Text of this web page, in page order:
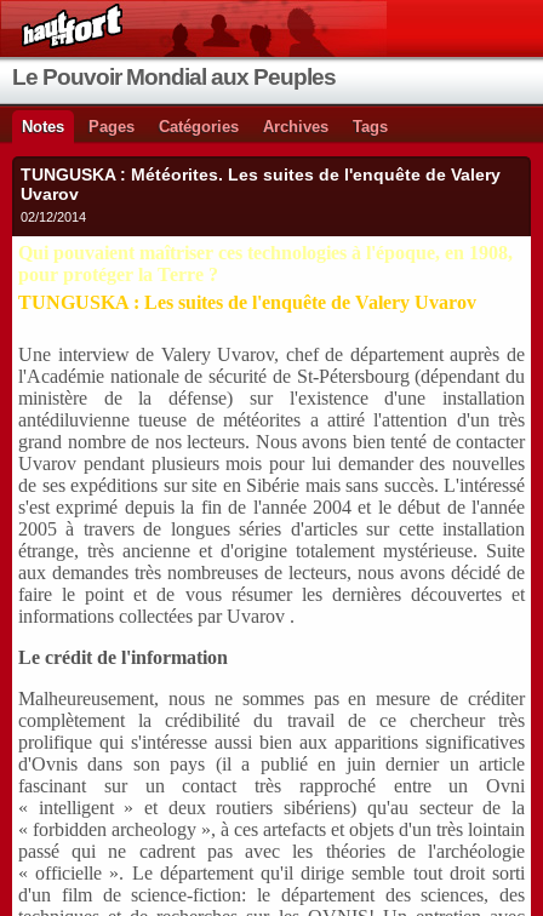
Le Pouvoir Mondial aux Peuples
Notes Pages Catégories Archives Tags
TUNGUSKA : Météorites. Les suites de l'enquête de Valery
Uvarov
02/12/2014
Qui pouvaient maîtriser ces technologies à l'époque, en 1908,
pour protéger la Terre ?
TUNGUSKA : Les suites de l'enquête de Valery Uvarov
Une interview de Valery Uvarov, chef de département auprès de
l'Académie nationale de sécurité de St-Pétersbourg (dépendant du
ministère de la défense) sur l'existence d'une installation
antédiluvienne tueuse de météorites a attiré l'attention d'un très
grand nombre de nos lecteurs. Nous avons bien tenté de contacter
Uvarov pendant plusieurs mois pour lui demander des nouvelles
de ses expéditions sur site en Sibérie mais sans succès. L'intéressé
s'est exprimé depuis la fin de l'année 2004 et le début de l'année
2005 à travers de longues séries d'articles sur cette installation
étrange, très ancienne et d'origine totalement mystérieuse. Suite
aux demandes très nombreuses de lecteurs, nous avons décidé de
faire le point et de vous résumer les dernières découvertes et
informations collectées par Uvarov .
Le crédit de l'information
Malheureusement, nous ne sommes pas en mesure de créditer
complètement la crédibilité du travail de ce chercheur très
prolifique qui s'intéresse aussi bien aux apparitions significatives
d'Ovnis dans son pays (il a publié en juin dernier un article
fascinant sur un contact très rapproché entre un Ovni
« intelligent » et deux routiers sibériens) qu'au secteur de la
« forbidden archeology », à ces artefacts et objets d'un très lointain
passé qui ne cadrent pas avec les théories de l'archéologie
« officielle ». Le département qu'il dirige semble tout droit sorti
d'un film de science-fiction: le département des sciences, des